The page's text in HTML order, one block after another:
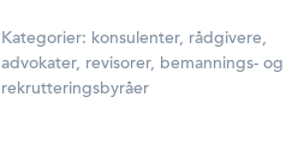
Kategorier: konsulenter, rådgivere,
advokater, revisorer, bemannings- og
rekrutteringsbyråer